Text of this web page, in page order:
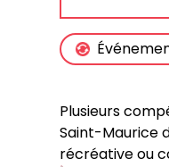
Plusieurs
Saint-Maurice
récréative ou